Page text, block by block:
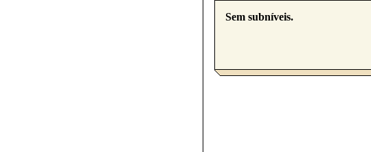
Sem subníveis.